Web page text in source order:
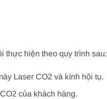
thực hiện theo quy trình sau:
Laser CO2 và kính hội tụ.
của khách hàng.